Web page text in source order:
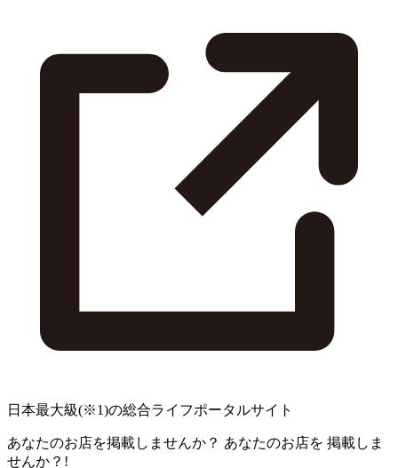
日本最大級(※1)の総合ライフポータルサイト
あなたのお店を掲載しませんか？ あなたのお店を 掲載しま
せんか？!